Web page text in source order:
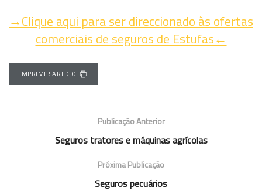
→Clique aqui para ser direccionado às ofertas
comerciais de seguros de Estufas←
IMPRIMIR ARTIGO
Publicação Anterior
Seguros tratores e máquinas agrícolas
Próxima Publicação
Seguros pecuários